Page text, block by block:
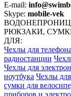
E-mail:
Skype: mobile-vek
РЮКЗАКИ,
ДЛЯ:
Чехлы для телефона
радиостанции
Чехлы для
ноутбука Чехлы
сумки для
приборов и